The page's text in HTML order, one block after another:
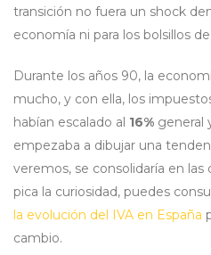
transición no fuera un shock
economía ni para los bolsillos
Durante los años 90, la
mucho, y con ella, los
habían escalado al 16% general
empezaba a dibujar una
veremos, se consolidaría en las
pica la curiosidad, puedes
la evolución del IVA en España
cambio.